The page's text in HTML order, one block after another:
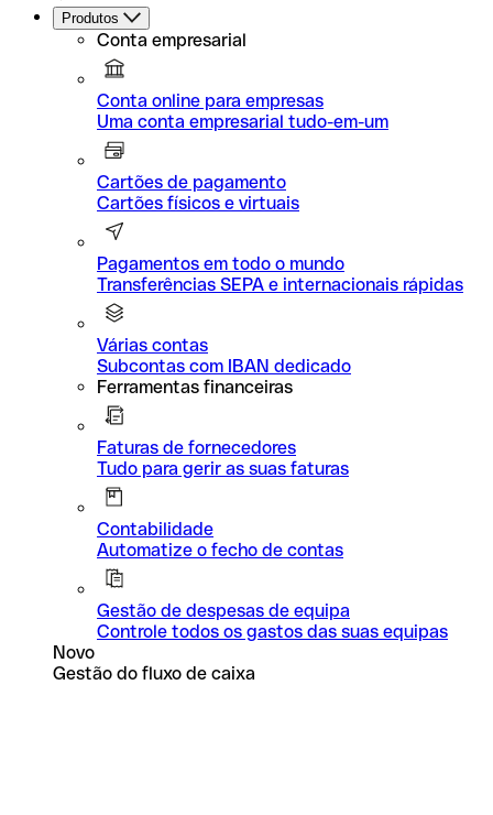
Produtos
Conta empresarial
Conta online para empresas
Uma conta empresarial tudo-em-um
Cartões de pagamento
Cartões físicos e virtuais
Pagamentos em todo o mundo
Transferências SEPA e internacionais rápidas
Várias contas
Subcontas com IBAN dedicado
Ferramentas financeiras
Faturas de fornecedores
Tudo para gerir as suas faturas
Contabilidade
Automatize o fecho de contas
Gestão de despesas de equipa
Controle todos os gastos das suas equipas
Novo
Gestão do fluxo de caixa